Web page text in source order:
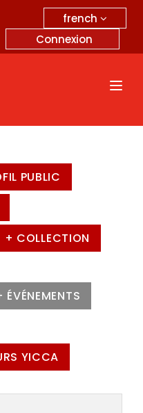
french
Connexion
PUBLIC
+ COLLECTION
ÉVÉNEMENTS
YICCA